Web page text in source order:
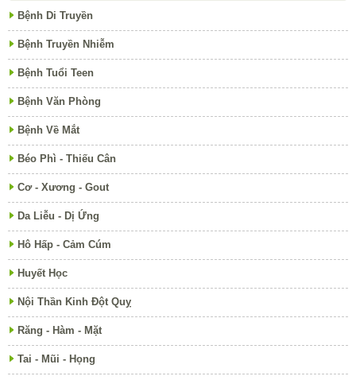
Bệnh Di Truyền
Bệnh Truyền Nhiễm
Bệnh Tuổi Teen
Bệnh Văn Phòng
Bệnh Về Mắt
Béo Phì - Thiếu Cân
Cơ - Xương - Gout
Da Liễu - Dị Ứng
Hô Hấp - Cảm Cúm
Huyết Học
Nội Thần Kinh Đột Quỵ
Răng - Hàm - Mặt
Tai - Mũi - Họng